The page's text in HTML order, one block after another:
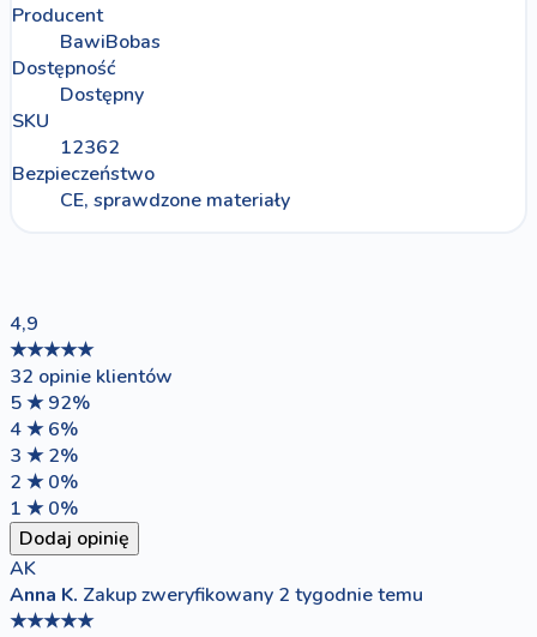
Producent
BawiBobas
Dostępność
Dostępny
SKU
12362
Bezpieczeństwo
CE, sprawdzone materiały
4,9
★★★★★
32 opinie klientów
5 ★ 92%
4 ★ 6%
3 ★ 2%
2 ★ 0%
1 ★ 0%
Dodaj opinię
AK
Anna K. Zakup zweryfikowany 2 tygodnie temu
★★★★★